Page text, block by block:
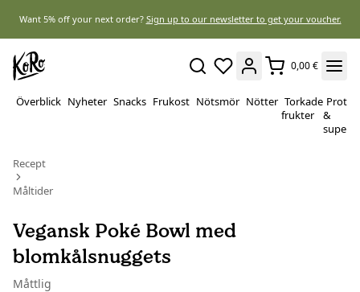
Want 5% off your next order? Sign up to our newsletter to get your voucher.
0,00 €
Överblick Nyheter Snacks Frukost Nötsmör Nötter Torkade
frukter
&
Recept
Måltider
Vegansk Poké Bowl med
blomkålsnuggets
Måttlig